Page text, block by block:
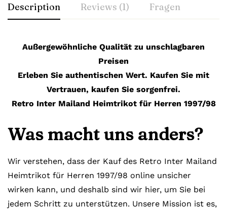
Description Reviews (1) Fragen
Außergewöhnliche Qualität zu unschlagbaren
Preisen
Erleben Sie authentischen Wert. Kaufen Sie mit
Vertrauen, kaufen Sie sorgenfrei.
Retro Inter Mailand Heimtrikot für Herren 1997/98
Was macht uns anders?
Wir verstehen, dass der Kauf des Retro Inter Mailand
Heimtrikot für Herren 1997/98 online unsicher
wirken kann, und deshalb sind wir hier, um Sie bei
jedem Schritt zu unterstützen. Unsere Mission ist es,